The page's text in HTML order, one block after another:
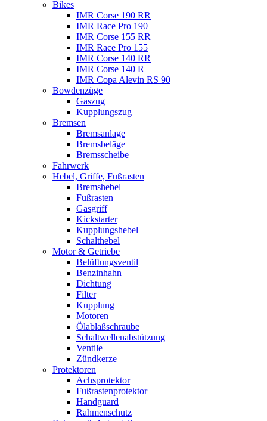
Bikes
IMR Corse 190 RR
IMR Race Pro 190
IMR Corse 155 RR
IMR Race Pro 155
IMR Corse 140 RR
IMR Corse 140 R
IMR Copa Alevin RS 90
Bowdenzüge
Gaszug
Kupplungszug
Bremsen
Bremsanlage
Bremsbeläge
Bremsscheibe
Fahrwerk
Hebel, Griffe, Fußrasten
Bremshebel
Fußrasten
Gasgriff
Kickstarter
Kupplungshebel
Schalthebel
Motor & Getriebe
Belüftungsventil
Benzinhahn
Dichtung
Filter
Kupplung
Motoren
Ölablaßschraube
Schaltwellenabstützung
Ventile
Zündkerze
Protektoren
Achsprotektor
Fußrastenprotektor
Handguard
Rahmenschutz